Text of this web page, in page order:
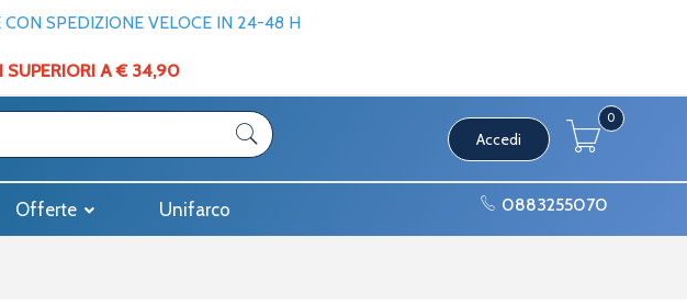
SPEDIZIONE VELOCE IN 24-48 H
SUPERIORI A € 34,90
Accedi
0
Offerte Unifarco 0883255070